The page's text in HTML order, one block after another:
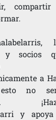
y socios
a
no
y